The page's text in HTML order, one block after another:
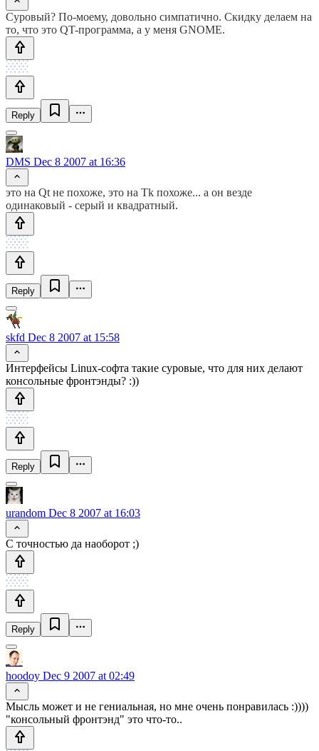
Суровый? По-моему, довольно симпатично. Скидку делаем на
то, что это QT-программа, а у меня GNOME.
Reply
DMS Dec 8 2007 at 16:36
это на Qt не похоже, это на Tk похоже... а он везде
одинаковый - серый и квадратный.
Reply
skfd Dec 8 2007 at 15:58
Интерфейсы Linux-софта такие суровые, что для них делают
консольные фронтэнды? :))
Reply
urandom Dec 8 2007 at 16:03
С точностью да наоборот ;)
Reply
hoodoy Dec 9 2007 at 02:49
Мысль может и не гениальная, но мне очень понравилась :))))
"консольный фронтэнд" это что-то..